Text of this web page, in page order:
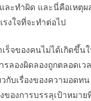
ละทำผิด และนี่คือเหตุผ
รงใจที่จะทำต่อไป
ร็จของคนไม่ได้เกิดขึ้นใ
รลองผิดลองถูกตลอดเว
กับเรื่องของความอดท
ของการบรรลุเป้าหมาย